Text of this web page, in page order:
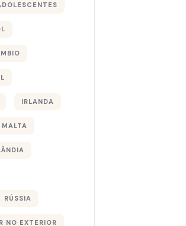
IRLANDA
MALTA
RÚSSIA
NO EXTERIOR